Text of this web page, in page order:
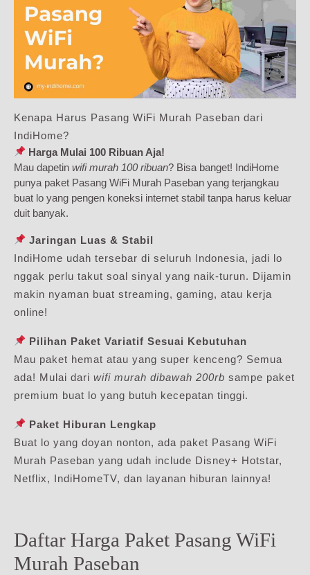
Kenapa Harus Pasang WiFi Murah Paseban dari
IndiHome?
Harga Mulai 100 Ribuan Aja!
Mau dapetin wifi murah 100 ribuan? Bisa banget! IndiHome
punya paket Pasang WiFi Murah Paseban yang terjangkau
buat lo yang pengen koneksi internet stabil tanpa harus keluar
duit banyak.
Jaringan Luas & Stabil
IndiHome udah tersebar di seluruh Indonesia, jadi lo
nggak perlu takut soal sinyal yang naik-turun. Dijamin
makin nyaman buat streaming, gaming, atau kerja
online!
Pilihan Paket Variatif Sesuai Kebutuhan
Mau paket hemat atau yang super kenceng? Semua
ada! Mulai dari wifi murah dibawah 200rb sampe paket
premium buat lo yang butuh kecepatan tinggi.
Paket Hiburan Lengkap
Buat lo yang doyan nonton, ada paket Pasang WiFi
Murah Paseban yang udah include Disney+ Hotstar,
Netflix, IndiHomeTV, dan layanan hiburan lainnya!
Daftar Harga Paket Pasang WiFi
Murah Paseban